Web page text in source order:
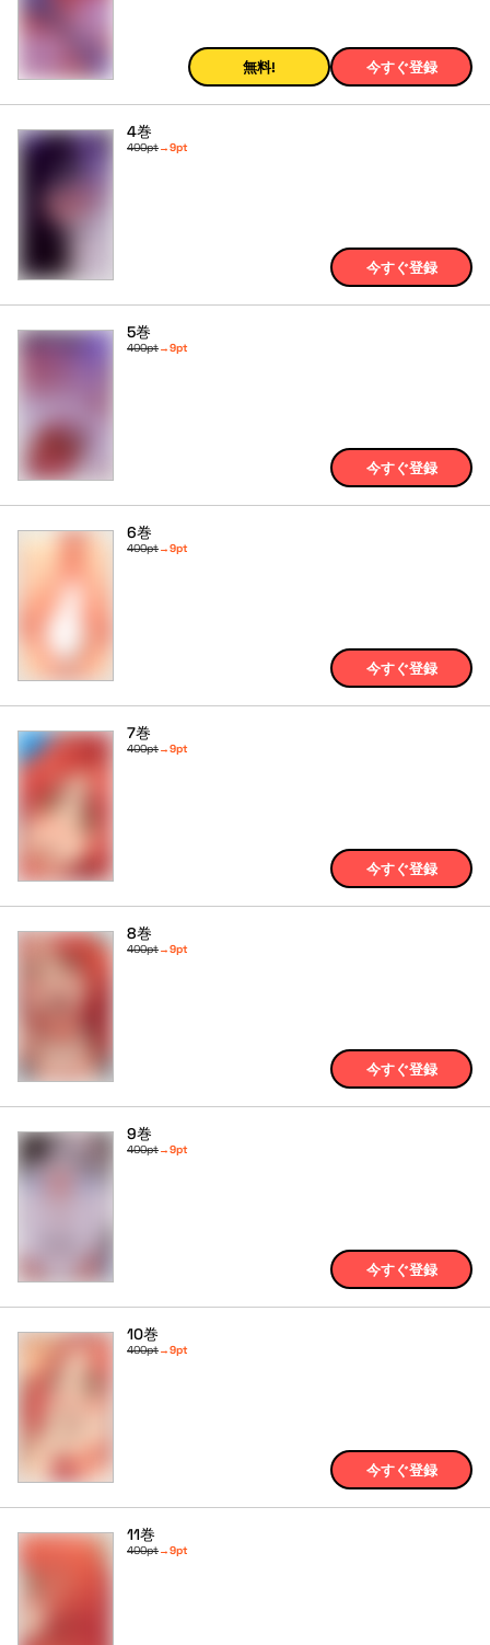
無料! 今すぐ登録
4巻
400pt→9pt
今すぐ登録
5巻
400pt→9pt
今すぐ登録
6巻
400pt→9pt
今すぐ登録
7巻
400pt→9pt
今すぐ登録
8巻
400pt→9pt
今すぐ登録
9巻
400pt→9pt
今すぐ登録
10巻
400pt→9pt
今すぐ登録
11巻
400pt→9pt